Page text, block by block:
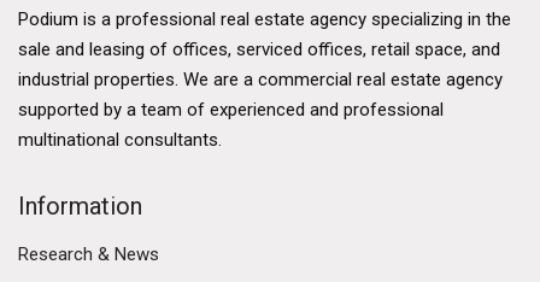
Podium is a professional real estate agency specializing in the
sale and leasing of offices, serviced offices, retail space, and
industrial properties. We are a commercial real estate agency
supported by a team of experienced and professional
multinational consultants.
Information
Research & News